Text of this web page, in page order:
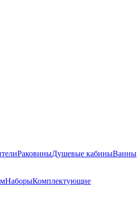
РаковиныДушевые кабиныВанны
НаборыКомплектующие